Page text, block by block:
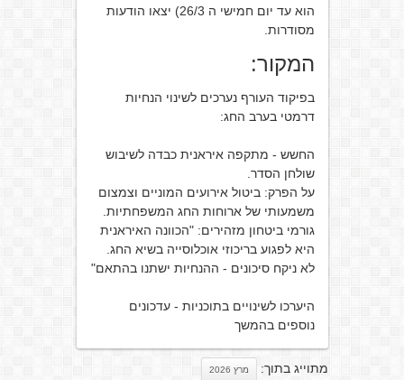
הוא עד יום חמישי ה 26/3) יצאו הודעות
מסודרות.
המקור:
בפיקוד העורף נערכים לשינוי הנחיות
דרמטי בערב החג:
החשש - מתקפה איראנית כבדה לשיבוש
שולחן הסדר.
​על הפרק: ביטול אירועים המוניים וצמצום
משמעותי של ארוחות החג המשפחתיות.
​גורמי ביטחון מזהירים: "הכוונה האיראנית
היא לפגוע בריכוזי אוכלוסייה בשיא החג.
לא ניקח סיכונים - ההנחיות ישתנו בהתאם"
היערכו לשינויים בתוכניות - עדכונים
נוספים בהמשך
מתוייג בתוך: מרץ 2026